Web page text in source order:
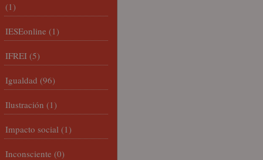
(1)
IESEonline (1)
IFREI (5)
Igualdad (96)
Ilustración (1)
Impacto social (1)
Inconsciente (0)